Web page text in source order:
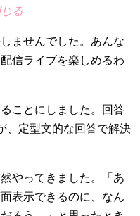
る
ませんでした。あんな
信ライブを楽しめるわ
ことにしました。回答
、定型文的な回答で解決
やってきました。「あ
表示できるのに、なん